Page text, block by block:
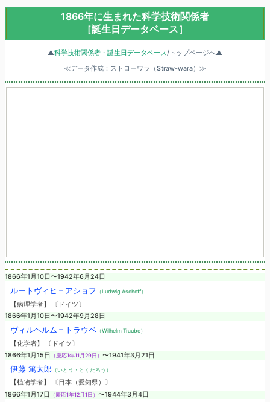
1866年に生まれた科学技術関係者
［誕生日データベース］
▲科学技術関係者・誕生日データベース/トップページへ▲
≪データ作成：ストローワラ（Straw-wara）≫
1866年1月10日〜1942年6月24日
ルートヴィヒ＝アショフ （Ludwig Aschoff）
【病理学者】 〔ドイツ〕
1866年1月10日〜1942年9月28日
ヴィルヘルム＝トラウベ（Wilhelm Traube）
【化学者】 〔ドイツ〕
1866年1月15日
（慶応1年11月29日） 〜1941年3月21日
伊藤 篤太郎（いとう・とくたろう）
【植物学者】 〔日本（愛知県）〕
1866年1月17日
（慶応1年12月1日） 〜1944年3月4日